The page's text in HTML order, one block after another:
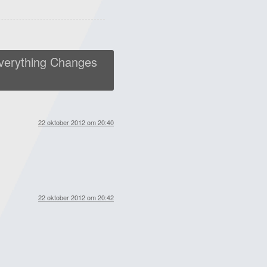
Changes
22 oktober 2012 om 20:40
22 oktober 2012 om 20:42